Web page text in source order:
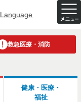
Language
救急医療・消防
健康・医療・
福祉